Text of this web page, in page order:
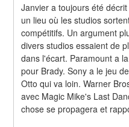
Janvier a toujours été
un lieu où les studios
compétitifs. Un argument
divers studios essaient de
dans l'écart. Paramount a
pour Brady. Sony a le jeu
Otto qui va loin. Warner
avec Magic Mike's Last
chose se propagera et